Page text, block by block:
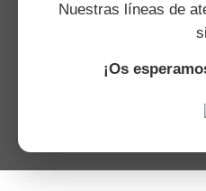
Nuestras líneas de
¡Os
Dereho